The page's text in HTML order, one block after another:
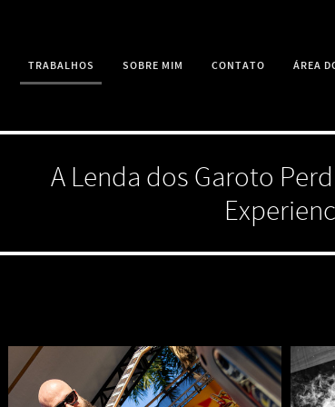
TRABALHOS SOBRE MIM CONTATO ÁREA
A Lenda dos Garoto